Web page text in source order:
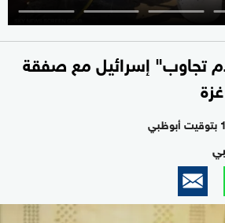
تجاوب" إسرائيل مع صفقة